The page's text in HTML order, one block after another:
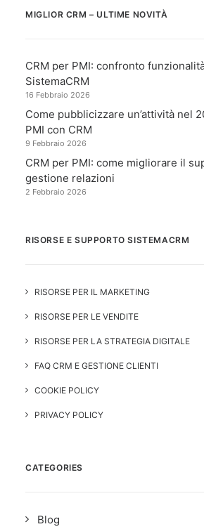
MIGLIOR CRM – ULTIME NOVITÀ
CRM per PMI: confronto
SistemaCRM
16 Febbraio 2026
Come pubblicizzare un’attività nel
PMI con CRM
9 Febbraio 2026
CRM per PMI: come migliorare il
gestione relazioni
2 Febbraio 2026
RISORSE E SUPPORTO SISTEMACRM
RISORSE PER IL MARKETING
RISORSE PER LE VENDITE
RISORSE PER LA STRATEGIA DIGITALE
FAQ CRM E GESTIONE CLIENTI
COOKIE POLICY
PRIVACY POLICY
CATEGORIES
Blog